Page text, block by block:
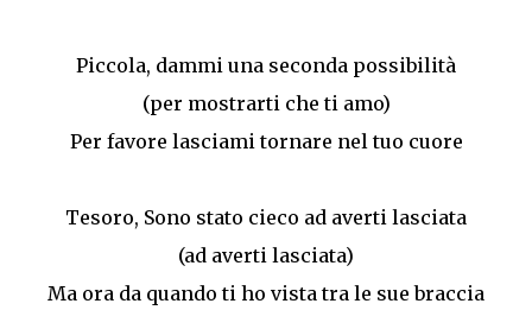
Piccola, dammi una seconda possibilità
(per mostrarti che ti amo)
Per favore lasciami tornare nel tuo cuore
Tesoro, Sono stato cieco ad averti lasciata
(ad averti lasciata)
Ma ora da quando ti ho vista tra le sue braccia